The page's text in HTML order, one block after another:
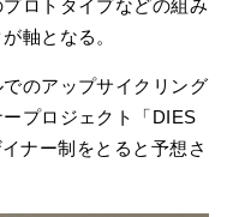
ロトタイプなどの組み
軸となる。
のアップサイクリング
プロジェクト「DIES
ナー制をとると予想さ